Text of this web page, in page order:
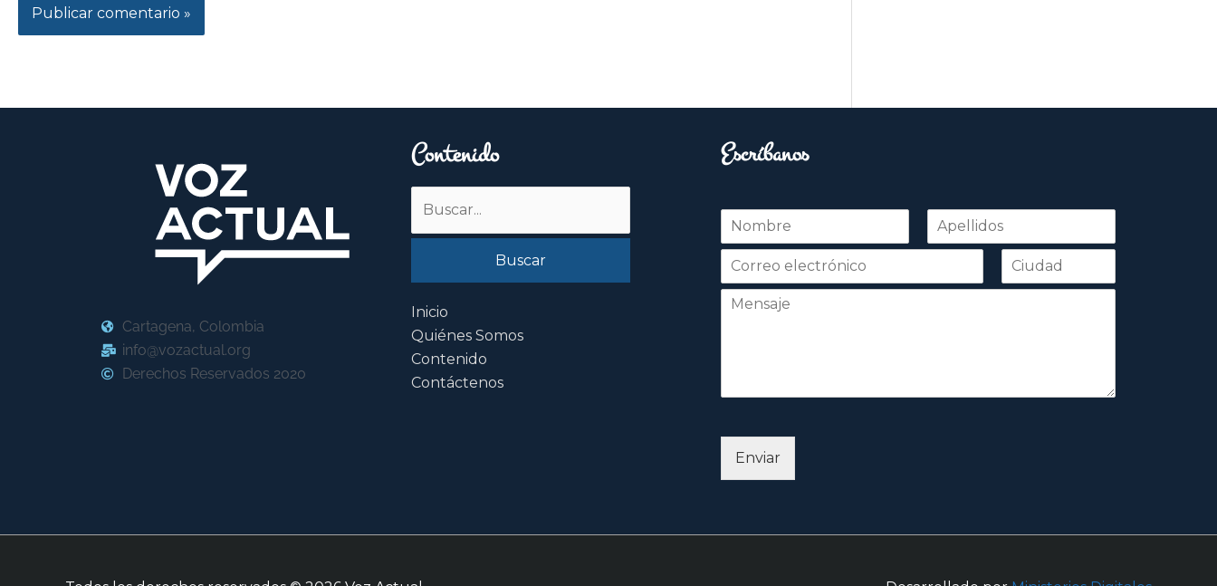
Cartagena, Colombia
info@vozactual.org
Derechos Reservados 2020
Contenido
por:
Inicio
Quiénes Somos
Contenido
Contáctenos
Escríbanos
m
r
Nombre Apellidos
Enviar